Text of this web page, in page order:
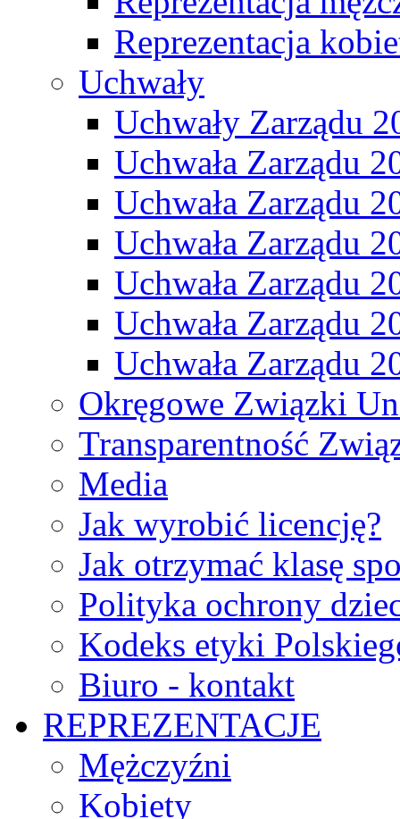
Reprezentacja
Uchwały
Uchwały Zarządu
Uchwała Zarządu
Uchwała Zarządu
Uchwała Zarządu
Uchwała Zarządu
Uchwała Zarządu
Uchwała Zarządu
Okręgowe Związki
Transparentność
Media
Jak wyrobić licencję?
Jak otrzymać klasę
Polityka ochrony
Kodeks etyki
Biuro - kontakt
REPREZENTACJE
Mężczyźni
Kobiety